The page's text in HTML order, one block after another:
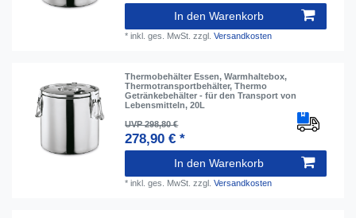
In den Warenkorb
*inkl. ges. MwSt. zzgl.Versandkosten
Thermobehälter Essen, Warmhaltebox,
Thermotransportbehälter, Thermo
Getränkebehälter - für den Transport von
Lebensmitteln, 20L
UVP 298,80 €
278,90 € *
In den Warenkorb
*inkl. ges. MwSt. zzgl.Versandkosten